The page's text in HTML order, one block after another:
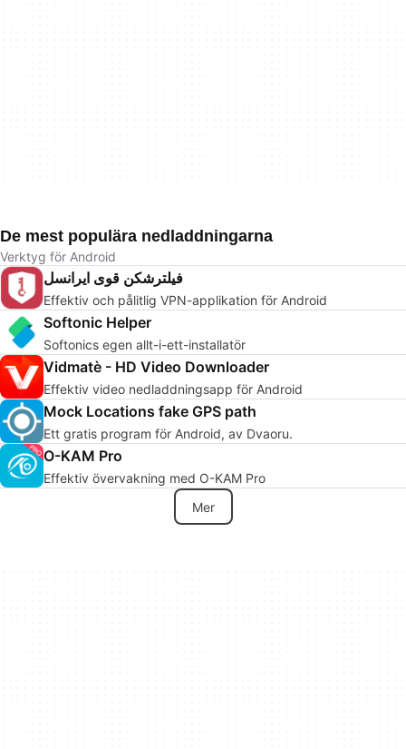
De mest populära nedladdningarna
Verktyg för Android
فیلترشکن قوی ایرانسل
Effektiv och pålitlig VPN-applikation för Android
Softonic Helper
Softonics egen allt-i-ett-installatör
Vidmatè - HD Video Downloader
Effektiv video nedladdningsapp för Android
Mock Locations fake GPS path
Ett gratis program för Android, av Dvaoru.
O-KAM Pro
Effektiv övervakning med O-KAM Pro
Mer